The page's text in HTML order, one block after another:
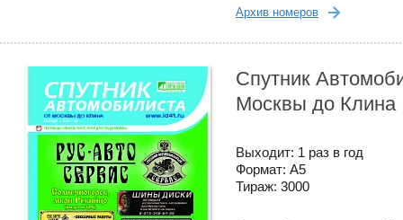
Архив номеров
Спутник
Москвы до Клина
Выходит: 1 раз в год
Формат: А5
Тираж: 3000